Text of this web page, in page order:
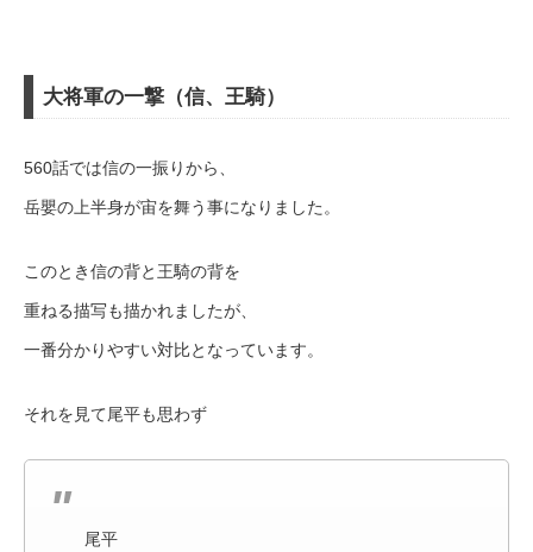
大将軍の一撃（信、王騎）
560話では信の一振りから、
岳嬰の上半身が宙を舞う事になりました。
このとき信の背と王騎の背を
重ねる描写も描かれましたが、
一番分かりやすい対比となっています。
それを見て尾平も思わず
尾平